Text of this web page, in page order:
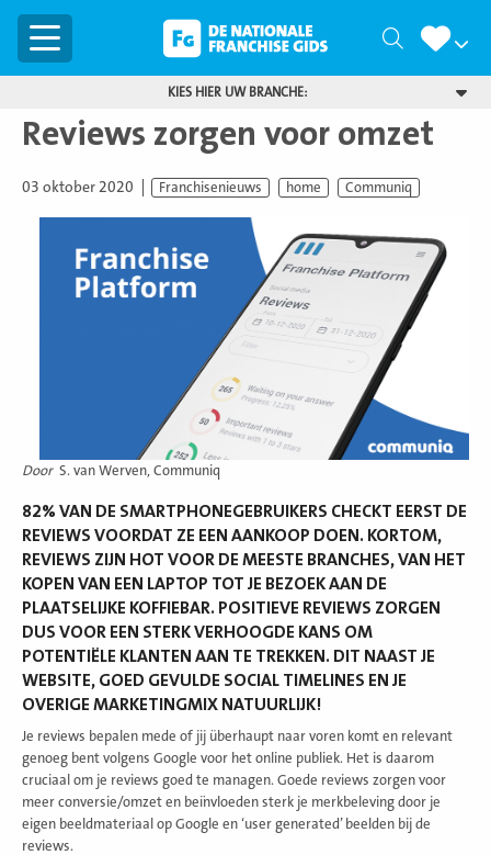
Menu Zoeken
KIES HIER UW BRANCHE:
Reviews zorgen voor omzet
03 oktober 2020 Franchisenieuws home Communiq
Door S. van Werven, Communiq
82% VAN DE SMARTPHONEGEBRUIKERS CHECKT EERST DE
REVIEWS VOORDAT ZE EEN AANKOOP DOEN. KORTOM,
REVIEWS ZIJN HOT VOOR DE MEESTE BRANCHES, VAN HET
KOPEN VAN EEN LAPTOP TOT JE BEZOEK AAN DE
PLAATSELIJKE KOFFIEBAR. POSITIEVE REVIEWS ZORGEN
DUS VOOR EEN STERK VERHOOGDE KANS OM
POTENTIËLE KLANTEN AAN TE TREKKEN. DIT NAAST JE
WEBSITE, GOED GEVULDE SOCIAL TIMELINES EN JE
OVERIGE MARKETINGMIX NATUURLIJK!
Je reviews bepalen mede of jij überhaupt naar voren komt en relevant
genoeg bent volgens Google voor het online publiek. Het is daarom
cruciaal om je reviews goed te managen. Goede reviews zorgen voor
meer conversie/omzet en beïnvloeden sterk je merkbeleving door je
eigen beeldmateriaal op Google en ‘user generated’ beelden bij de
reviews.